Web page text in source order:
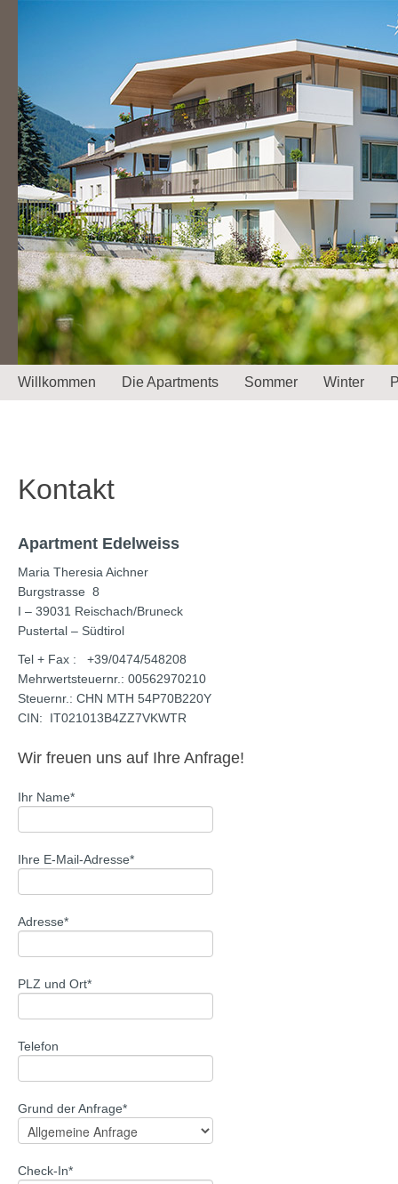
Willkommen Die Apartments Sommer Winter
Kontakt
Apartment Edelweiss
Maria Theresia Aichner
Burgstrasse 8
I – 39031 Reischach/Bruneck
Pustertal – Südtirol
Tel + Fax : +39/0474/548208
Mehrwertsteuernr.: 00562970210
Steuernr.: CHN MTH 54P70B220Y
CIN: IT021013B4ZZ7VKWTR
Wir freuen uns auf Ihre Anfrage!
Ihr Name*
Ihre E-Mail-Adresse*
Adresse*
PLZ und Ort*
Telefon
Grund der Anfrage*
Check-In*